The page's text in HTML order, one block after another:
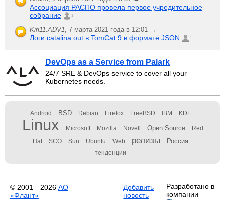
Ассоциация РАСПО провела первое учредительное
собрание
1
Kiri11.ADV1, 7 марта 2021 года в 12:01 →
Логи catalina.out в TomCat 9 в формате JSON 1
DevOps as a Service from Palark
24/7 SRE & DevOps service to cover all your
Kubernetes needs.
Android BSD Debian Firefox FreeBSD IBM KDE
Linux Microsoft Mozilla Novell Open Source Red
Hat SCO Sun Ubuntu Web релизы Россия
тенденции
© 2001—2026 АО
«Флант»
Добавить
новость
Разработано в
компании